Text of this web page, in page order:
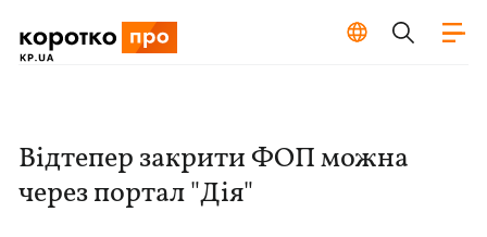
Відтепер закрити ФОП можна
через портал "Дія"